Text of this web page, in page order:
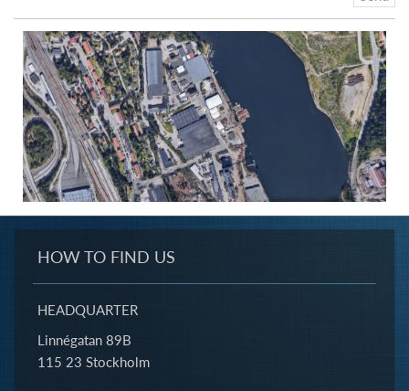
HOW TO FIND US
HEADQUARTER
Linnégatan 89B
115 23 Stockholm